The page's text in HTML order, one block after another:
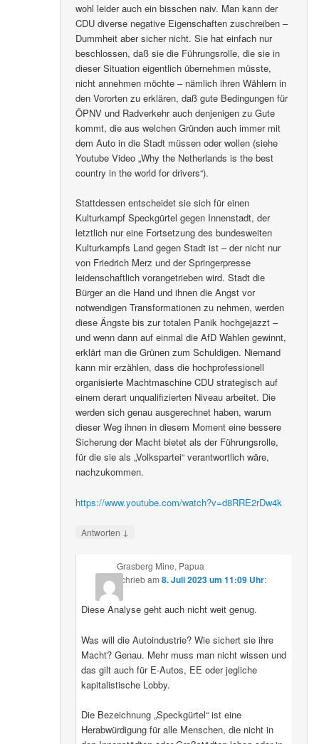
wohl leider auch ein bisschen naiv. Man kann der
CDU diverse negative Eigenschaften zuschreiben –
Dummheit aber sicher nicht. Sie hat einfach nur
beschlossen, daß sie die Führungsrolle, die sie in
dieser Situation eigentlich übernehmen müsste,
nicht annehmen möchte – nämlich ihren Wählern in
den Vororten zu erklären, daß gute Bedingungen für
ÖPNV und Radverkehr auch denjenigen zu Gute
kommt, die aus welchen Gründen auch immer mit
dem Auto in die Stadt müssen oder wollen (siehe
Youtube Video „Why the Netherlands is the best
country in the world for drivers“).
Stattdessen entscheidet sie sich für einen
Kulturkampf Speckgürtel gegen Innenstadt, der
letztlich nur eine Fortsetzung des bundesweiten
Kulturkampfs Land gegen Stadt ist – der nicht nur
von Friedrich Merz und der Springerpresse
leidenschaftlich vorangetrieben wird. Stadt die
Bürger an die Hand und ihnen die Angst vor
notwendigen Transformationen zu nehmen, werden
diese Ängste bis zur totalen Panik hochgejazzt –
und wenn dann auf einmal die AfD Wahlen gewinnt,
erklärt man die Grünen zum Schuldigen. Niemand
kann mir erzählen, dass die hochprofessionell
organisierte Machtmaschine CDU strategisch auf
einem derart unqualifizierten Niveau arbeitet. Die
werden sich genau ausgerechnet haben, warum
dieser Weg ihnen in diesem Moment eine bessere
Sicherung der Macht bietet als der Führungsrolle,
für die sie als „Volkspartei“ verantwortlich wäre,
nachzukommen.
https://www.youtube.com/watch?v=d8RRE2rDw4k
Antworten ↓
Grasberg Mine, Papua
schriebam 8. Juli 2023 um 11:09 Uhr:
Diese Analyse geht auch nicht weit genug.
Was will die Autoindustrie? Wie sichert sie ihre
Macht? Genau. Mehr muss man nicht wissen und
das gilt auch für E-Autos, EE oder jegliche
kapitalistische Lobby.
Die Bezeichnung „Speckgürtel“ ist eine
Herabwürdigung für alle Menschen, die nicht in